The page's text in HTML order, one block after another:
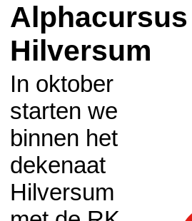
Hilversum
In oktober
starten we
binnen het
dekenaat
Hilversum